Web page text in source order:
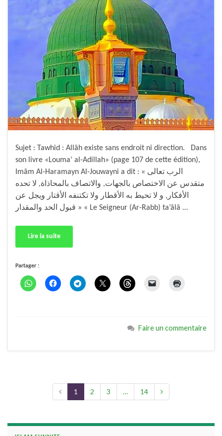
Sujet : Tawhid : Allâh existe sans endroit ni direction. Dans
son livre «Louma’ al-Adillah» (page 107 de cette édition),
Imâm Al-Haramayn Al-Jouwayni a dit : « الرب تعالى
متقدس عن الاختصاص بالجهات, والاتصاف بالمحاذاة, لا تحده
الأفكار, و لا تحيط به الأقطار ولا تكتنفه الأقتار ويجل عن
قبول الحد والمقدار » « Le Seigneur (Ar-Rabb) ta’âlâ …
Lire la suite
Partager :
Faire un commentaire
1 2 3 … 14